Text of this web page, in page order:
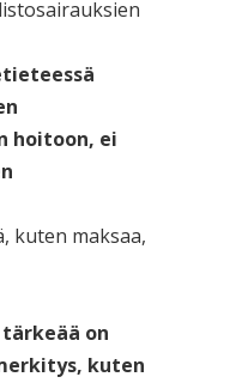
hoitoon, ei
kuten maksaa,
on
kuten